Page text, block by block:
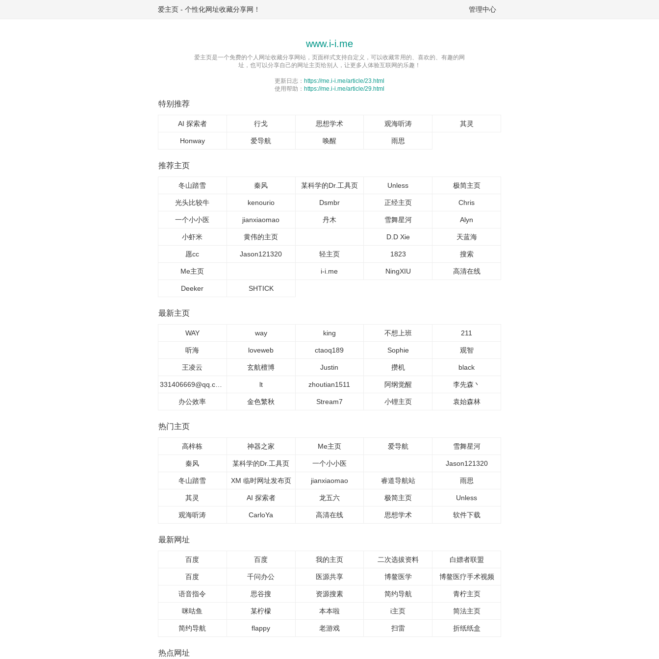
爱主页 - 个性化网址收藏分享网！ 管理中心
www.i-i.me
爱主页是一个免费的个人网址收藏分享网站，页面样式支持自定义，可以收藏常用的、喜欢的、有趣的网
址，也可以分享自己的网址主页给别人，让更多人体验互联网的乐趣！
更新日志： https://me.i-i.me/article/23.html
使用帮助： https://me.i-i.me/article/29.html
特别推荐
AI 探索者 行戈 思想学术 观海听涛 其灵
Honway 爱导航 唤醒 雨思
推荐主页
冬山踏雪 秦风 某科学的Dr.工具页 Unless 极简主页
光头比较牛 kenourio Dsmbr 正经主页 Chris
一个小小医 jianxiaomao 丹木 雪舞星河 Alyn
小虾米 黄伟的主页 D.D Xie 天蓝海
愿cc Jason121320 轻主页 1823 搜索
Me主页 i-i.me NingXIU 高清在线
Deeker SHTICK
最新主页
WAY way king 不想上班 211
听海 loveweb ctaoq189 Sophie 观智
王凌云 玄航檀博 Justin 攒机 black
lt zhoutian1511 阿纲觉醒 李先森丶
办公效率 金色繁秋 Stream7 小锂主页 袁始森林
热门主页
高梓栋 神器之家 Me主页 爱导航 雪舞星河
秦风 某科学的Dr.工具页 一个小小医 Jason121320
冬山踏雪 XM 临时网址发布页 jianxiaomao 睿道导航站 雨思
其灵 AI 探索者 龙五六 极简主页 Unless
观海听涛 CarloYa 高清在线 思想学术 软件下载
最新网址
百度 百度 我的主页 二次选拔资料 白嫖者联盟
百度 千问办公 医源共享 博鳌医学 博鳌医疗手术视频
语音指令 思谷搜 资源搜素 简约导航 青柠主页
咪咕鱼 某柠檬 本本啦 i主页 简法主页
简约导航 flappy 老游戏 扫雷 折纸纸盒
热点网址